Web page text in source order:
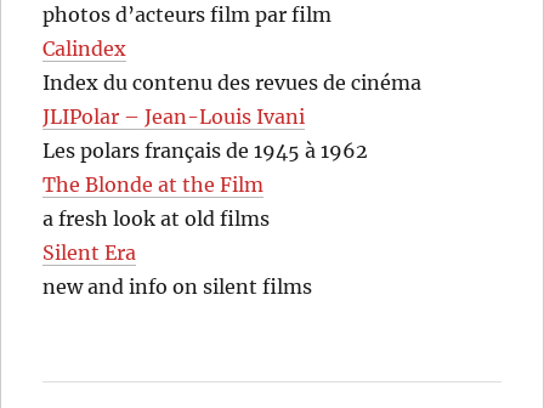
photos d’acteurs film par film
Calindex
Index du contenu des revues de cinéma
JLIPolar – Jean-Louis Ivani
Les polars français de 1945 à 1962
The Blonde at the Film
a fresh look at old films
Silent Era
new and info on silent films